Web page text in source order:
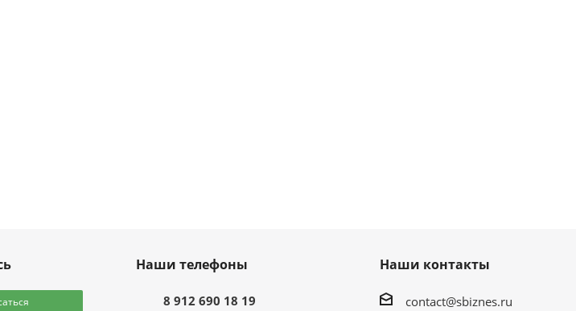
Наши телефоны
8 912 690 18 19
Наши контакты
contact@sbiznes.ru